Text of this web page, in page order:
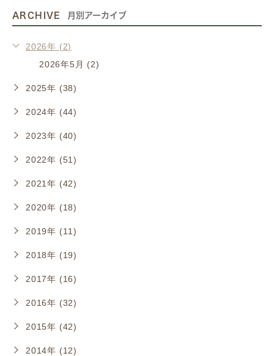
ARCHIVE 月別アーカイブ
2026年 (2)
2026年5月 (2)
2025年 (38)
2024年 (44)
2023年 (40)
2022年 (51)
2021年 (42)
2020年 (18)
2019年 (11)
2018年 (19)
2017年 (16)
2016年 (32)
2015年 (42)
2014年 (12)